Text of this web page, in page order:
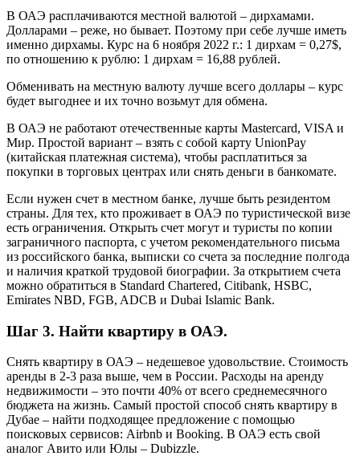
В ОАЭ расплачиваются местной валютой – дирхамами.
Долларами – реже, но бывает. Поэтому при себе лучше иметь
именно дирхамы. Курс на 6 ноября 2022 г.: 1 дирхам = 0,27$,
по отношению к рублю: 1 дирхам = 16,88 рублей.
Обменивать на местную валюту лучше всего доллары – курс
будет выгоднее и их точно возьмут для обмена.
В ОАЭ не работают отечественные карты Mastercard, VISA и
Мир. Простой вариант – взять с собой карту UnionPay
(китайская платежная система), чтобы расплатиться за
покупки в торговых центрах или снять деньги в банкомате.
Если нужен счет в местном банке, лучше быть резидентом
страны. Для тех, кто проживает в ОАЭ по туристической визе
есть ограничения. Открыть счет могут и туристы по копии
заграничного паспорта, с учетом рекомендательного письма
из российского банка, выписки со счета за последние полгода
и наличия краткой трудовой биографии. За открытием счета
можно обратиться в Standard Chartered, Citibank, HSBC,
Emirates NBD, FGB, ADCB и Dubai Islamic Bank.
Шаг 3. Найти квартиру в ОАЭ.
Снять квартиру в ОАЭ – недешевое удовольствие. Стоимость
аренды в 2-3 раза выше, чем в России. Расходы на аренду
недвижимости – это почти 40% от всего среднемесячного
бюджета на жизнь. Самый простой способ снять квартиру в
Дубае – найти подходящее предложение с помощью
поисковых сервисов: Airbnb и Booking. В ОАЭ есть свой
аналог Авито или Юлы – Dubizzle.